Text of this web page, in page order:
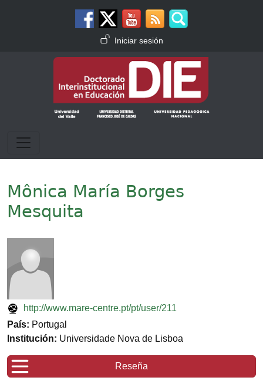
Menú de cuenta de usuario
Iniciar sesión
Mônica María Borges
Mesquita
http://www.mare-centre.pt/pt/user/211
País: Portugal
Institución: Universidade Nova de Lisboa
Reseña